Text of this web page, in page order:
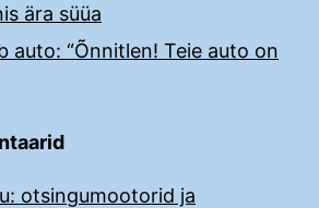
ära süüa
auto: “Õnnitlen! Teie auto on
otsingumootorid ja